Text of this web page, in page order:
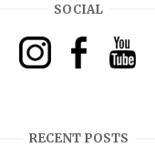
SOCIAL
RECENT POSTS